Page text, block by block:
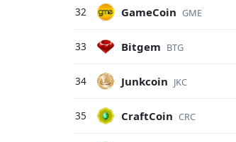
32 GameCoin GME
33 Bitgem BTG
34 Junkcoin JKC
35 CraftCoin CRC